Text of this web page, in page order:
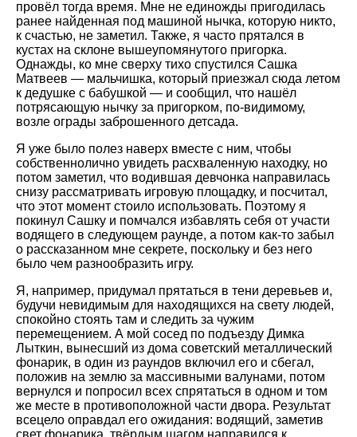
провёл тогда время. Мне не единожды пригодилась
ранее найденная под машиной нычка, которую никто,
к счастью, не заметил. Также, я часто прятался в
кустах на склоне вышеупомянутого пригорка.
Однажды, ко мне сверху тихо спустился Сашка
Матвеев — мальчишка, который приезжал сюда летом
к дедушке с бабушкой — и сообщил, что нашёл
потрясающую нычку за пригорком, по-видимому,
возле ограды заброшенного детсада.
Я уже было полез наверх вместе с ним, чтобы
собственнолично увидеть расхваленную находку, но
потом заметил, что водившая девчонка направилась
снизу рассматривать игровую площадку, и посчитал,
что этот момент стоило использовать. Поэтому я
покинул Сашку и помчался избавлять себя от участи
водящего в следующем раунде, а потом как-то забыл
о рассказанном мне секрете, поскольку и без него
было чем разнообразить игру.
Я, например, придумал прятаться в тени деревьев и,
будучи невидимым для находящихся на свету людей,
спокойно стоять там и следить за чужим
перемещением. А мой сосед по подъезду Димка
Лыткин, вынесший из дома советский металлический
фонарик, в один из раундов включил его и сбегал,
положив на землю за массивными валунами, потом
вернулся и попросил всех спрятаться в одном и том
же месте в противоположной части двора. Результат
всецело оправдал его ожидания: водящий, заметив
свет фонарика, твёрдым шагом направился к